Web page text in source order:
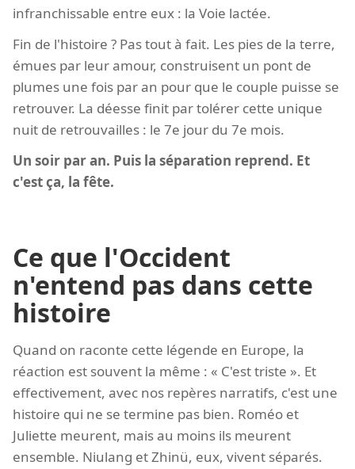
infranchissable entre eux : la Voie lactée.
Fin de l'histoire ? Pas tout à fait. Les pies de la terre,
émues par leur amour, construisent un pont de
plumes une fois par an pour que le couple puisse se
retrouver. La déesse finit par tolérer cette unique
nuit de retrouvailles : le 7e jour du 7e mois.
Un soir par an. Puis la séparation reprend. Et
c'est ça, la fête.
Ce que l'Occident
n'entend pas dans cette
histoire
Quand on raconte cette légende en Europe, la
réaction est souvent la même : « C'est triste ». Et
effectivement, avec nos repères narratifs, c'est une
histoire qui ne se termine pas bien. Roméo et
Juliette meurent, mais au moins ils meurent
ensemble. Niulang et Zhinü, eux, vivent séparés.